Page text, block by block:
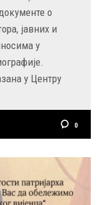
о
јавних и
у
у Центру
0